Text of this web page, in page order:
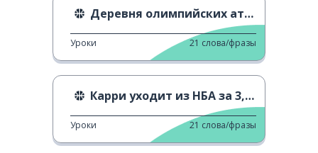
Деревня олимпийских атлетов в Токио
Уроки 21 слова/фразы
Карри уходит из НБА за 3,9 секунды
Уроки 21 слова/фразы